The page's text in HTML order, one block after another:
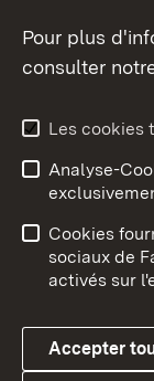
Aperçu des
Conseils
Cookies
Pour plus
consulter
Les cookies
Analyse-
Cookies
sociaux de
activés sur
Accepter